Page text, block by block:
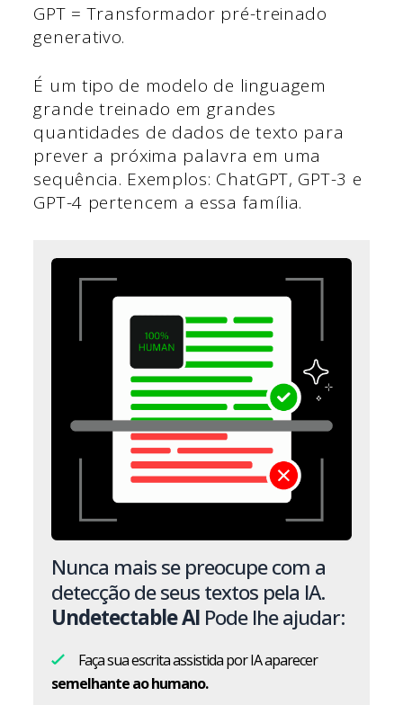
GPT = Transformador pré-treinado
generativo.
É um tipo de modelo de linguagem
grande treinado em grandes
quantidades de dados de texto para
prever a próxima palavra em uma
sequência. Exemplos: ChatGPT, GPT-3 e
GPT-4 pertencem a essa família.
Nunca mais se preocupe com a
detecção de seus textos pela IA.
Undetectable AI Pode lhe ajudar:
Faça sua escrita assistida por IA aparecer
semelhante ao humano.